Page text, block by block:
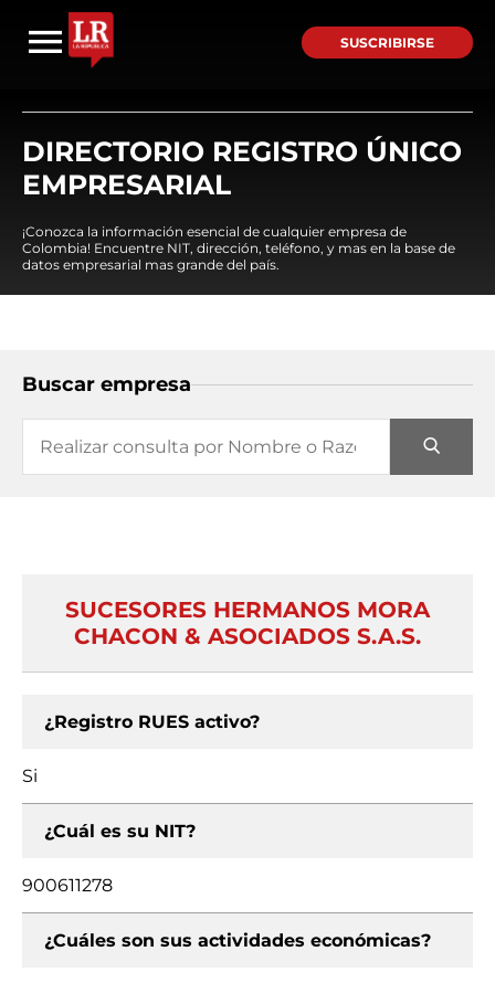
SUSCRIBIRSE
DIRECTORIO REGISTRO ÚNICO
EMPRESARIAL
¡Conozca la información esencial de cualquier empresa de
Colombia! Encuentre NIT, dirección, teléfono, y mas en la base de
datos empresarial mas grande del país.
Buscar empresa
SUCESORES HERMANOS MORA
CHACON & ASOCIADOS S.A.S.
¿Registro RUES activo?
Si
¿Cuál es su NIT?
900611278
¿Cuáles son sus actividades económicas?